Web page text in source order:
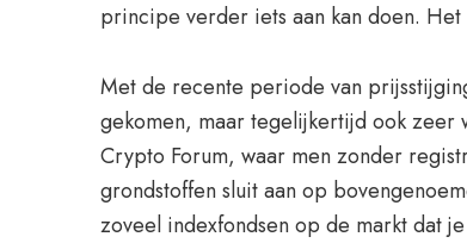
principe verder iets aan kan doen.
Met de recente periode van
gekomen, maar tegelijkertijd ook zeer
Crypto Forum, waar men zonder
grondstoffen sluit aan op
zoveel indexfondsen op de markt dat